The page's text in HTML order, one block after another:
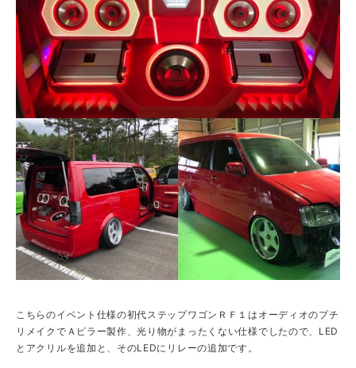
こちらのイベント仕様の初代ステップワゴンＲＦ１はオーディオのプチ
リメイクでＡピラー製作、光り物がまったくない仕様でしたので、LED
とアクリルを追加と、そのLEDにリレーの追加です。